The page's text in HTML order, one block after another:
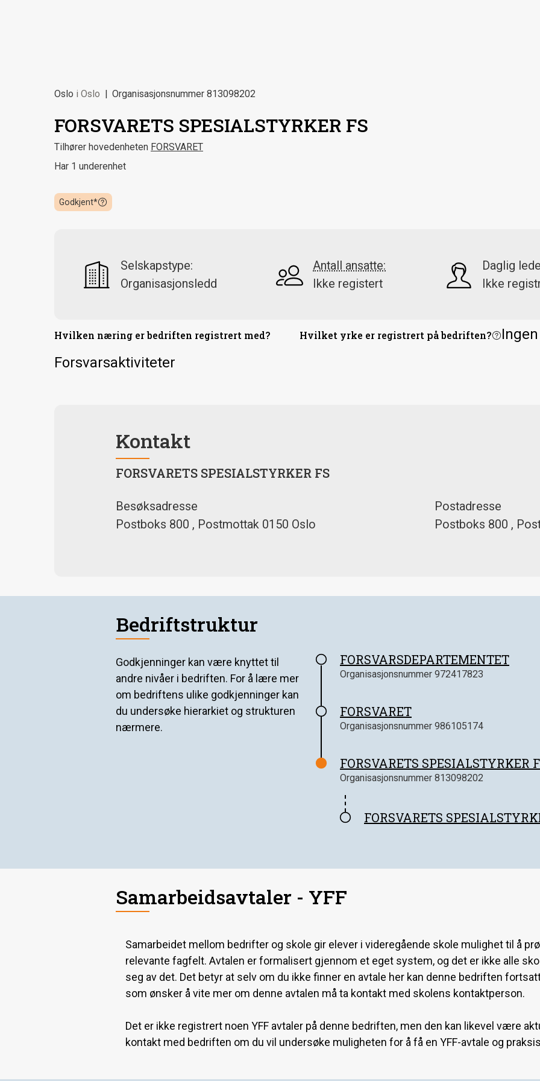
Oslo i Oslo Organisasjonsnummer 813098202
FORSVARETS SPESIALSTYRKER FS
Tilhører hovedenheten FORSVARET
Har 1 underenhet
Godkjent*
Selskapstype:
Organisasjonsledd
Antall ansatte:
Ikke registert
Daglig
Ikke
Hvilken næring er bedriften registrert med?
Forsvarsaktiviteter
Hvilket yrke er registrert på bedriften? Ingen
Kontakt
FORSVARETS SPESIALSTYRKER FS
Besøksadresse
Postboks 800 , Postmottak 0150 Oslo
Postadresse
Postboks 800 ,
Bedriftstruktur
Godkjenninger kan være knyttet til
andre nivåer i bedriften. For å lære mer
om bedriftens ulike godkjenninger kan
du undersøke hierarkiet og strukturen
nærmere.
FORSVARSDEPARTEMENTET
Organisasjonsnummer 972417823
FORSVARET
Organisasjonsnummer 986105174
FORSVARETS SPESIALSTYRKER
Organisasjonsnummer 813098202
FORSVARETS
Samarbeidsavtaler - YFF
Samarbeidet mellom bedrifter og skole gir elever i videregående skole mulighet til å
relevante fagfelt. Avtalen er formalisert gjennom et eget system, og det er ikke alle
seg av det. Det betyr at selv om du ikke finner en avtale her kan denne bedriften
som ønsker å vite mer om denne avtalen må ta kontakt med skolens kontaktperson.
Det er ikke registrert noen YFF avtaler på denne bedriften, men den kan likevel være
kontakt med bedriften om du vil undersøke muligheten for å få en YFF-avtale og